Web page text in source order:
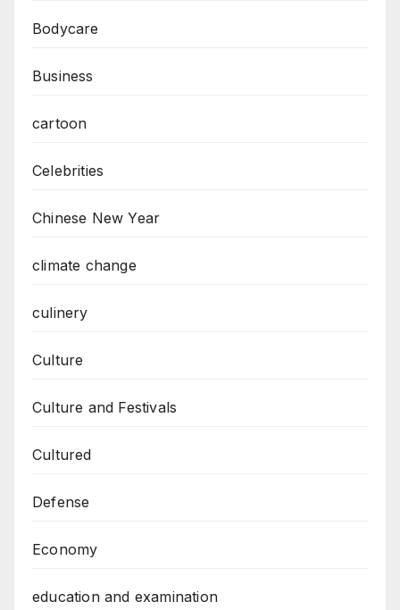
Bodycare
Business
cartoon
Celebrities
Chinese New Year
climate change
culinery
Culture
Culture and Festivals
Cultured
Defense
Economy
education and examination